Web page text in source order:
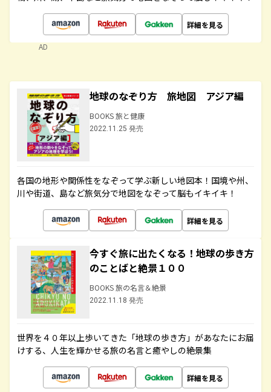
詳細を見る
AD
地球のなぞり方 旅地図 アジア編
BOOKS 旅と健康
2022.11.25 発売
各国の地形や関係性をなぞって学ぶ新しい地図本！国境や州、
川や街道、島など旅気分で地図をなぞって脳もイキイキ！
詳細を見る
今すぐ旅に出たくなる！地球の歩き方
のことばと絶景１００
BOOKS 旅の名言＆絶景
2022.11.18 発売
世界を４０年以上歩いてきた「地球の歩き方」があなたにお届
けする、人生を輝かせる旅の名言と癒やしの絶景集
詳細を見る